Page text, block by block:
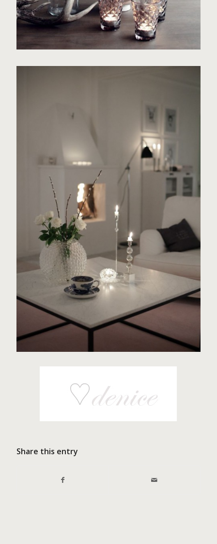
Share this entry